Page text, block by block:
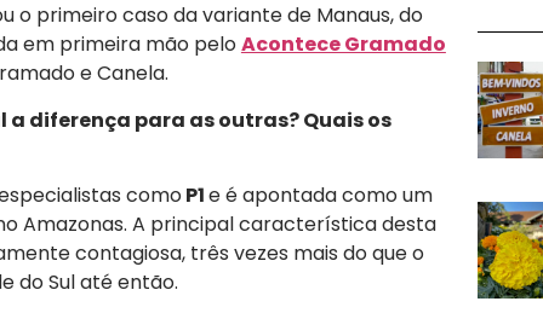
o primeiro caso da variante de Manaus, do
em primeira mão peloAcontece Gramado
e Canela.
a diferença para as outras? Quais os
comoP1e é apontada como um
Amazonas. A principal característica desta
contagiosa, três vezes mais do que o
do Sul até então.